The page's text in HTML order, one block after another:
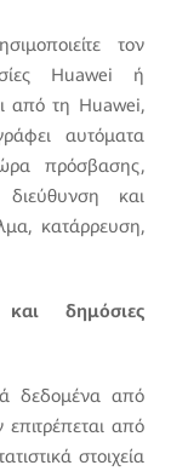
τον
Huawei ή
από τη Huawei,
αυτόματα
πρόσβασης,
και
κατάρρευση,
δημόσιες
δεδομένα από
από
στοιχεία